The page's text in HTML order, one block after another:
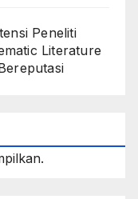
Peneliti
Literature